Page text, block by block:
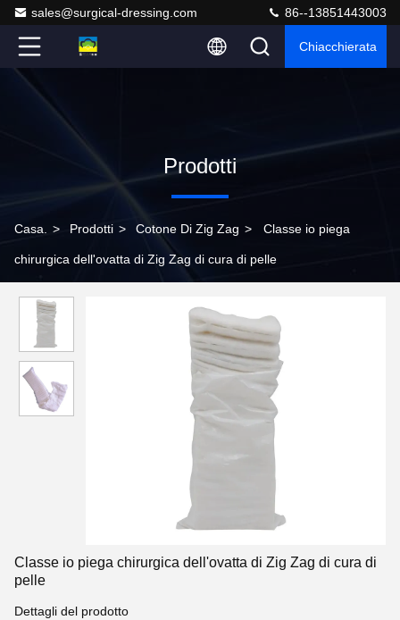
sales@surgical-dressing.com 86--13851443003
Chiacchierata
Prodotti
Casa. > Prodotti > Cotone Di Zig Zag > Classe io piega
chirurgica dell'ovatta di Zig Zag di cura di pelle
Classe io piega chirurgica dell'ovatta di Zig Zag di cura di
pelle
Dettagli del prodotto